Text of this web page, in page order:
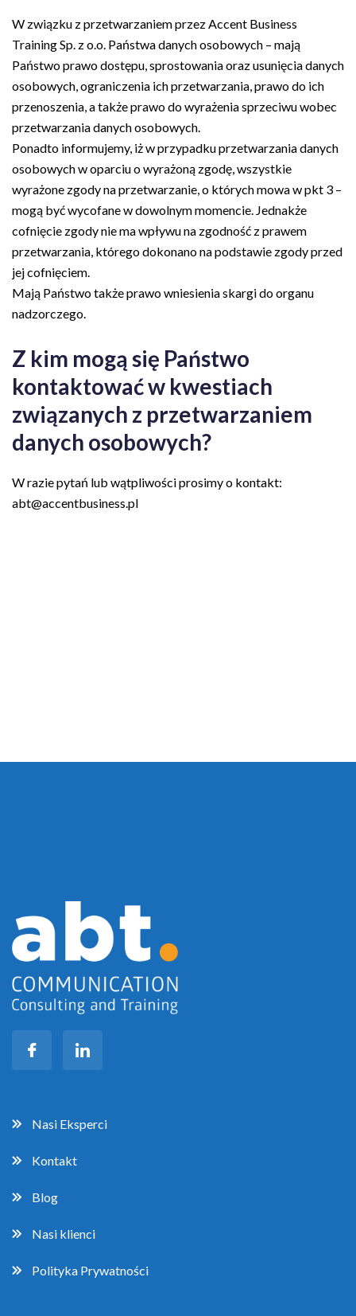
W związku z przetwarzaniem przez Accent Business
Training Sp. z o.o. Państwa danych osobowych – mają
Państwo prawo dostępu, sprostowania oraz usunięcia danych
osobowych, ograniczenia ich przetwarzania, prawo do ich
przenoszenia, a także prawo do wyrażenia sprzeciwu wobec
przetwarzania danych osobowych.
Ponadto informujemy, iż w przypadku przetwarzania danych
osobowych w oparciu o wyrażoną zgodę, wszystkie
wyrażone zgody na przetwarzanie, o których mowa w pkt 3 –
mogą być wycofane w dowolnym momencie. Jednakże
cofnięcie zgody nie ma wpływu na zgodność z prawem
przetwarzania, którego dokonano na podstawie zgody przed
jej cofnięciem.
Mają Państwo także prawo wniesienia skargi do organu
nadzorczego.
Z kim mogą się Państwo
kontaktować w kwestiach
związanych z przetwarzaniem
danych osobowych?
W razie pytań lub wątpliwości prosimy o kontakt:
abt@accentbusiness.pl
Nasi Eksperci
Kontakt
Blog
Nasi klienci
Polityka Prywatności